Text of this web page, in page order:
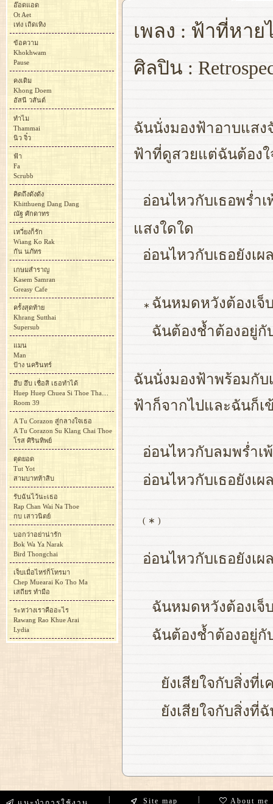
เพลง : ฟ้าที่หาย
ศิลปิน :
ฉันนั่งมองฟ้าอาบแสง
ฟ้าที่ดูสวยแต่ฉันต้องใ
อ่อนไหวกับเธอพร่ำ
แสงใดใด
อ่อนไหวกับเธอยังเ
∗ ฉันหมดหวังต้องเจ็
ฉันต้องช้ำต้องอยู่กั
ฉันนั่งมองฟ้าพร้อมกับ
ฟ้าก็จากไปและฉันก็เ
อ่อนไหวกับลมพร่ำเ
อ่อนไหวกับเธอยังเ
( ∗ )
อ่อนไหวกับเธอยังเ
ฉันหมดหวังต้องเจ็
ฉันต้องช้ำต้องอยู่กั
ยังเสียใจกับสิ่งที่
ยังเสียใจกับสิ่งที่
อ๊อดแอด
Ot Aet
เท่ง เถิดเทิง
ข้อความ
Khokhwam
Pause
คงเดิม
Khong Doem
อัสนี วสันต์
ทำไม
Thammai
นิว จิ๋ว
ฟ้า
Fa
Scrubb
คิดถึงดังดัง
Khitthueng Dang Dang
ณัฐ ศักดาทร
เหวี่ยงก็รัก
Wiang Ko Rak
กัน นภัทร
เกษมสำราญ
Kasem Samran
Greasy Cafe
ครั้งสุดท้าย
Khrang Sutthai
Supersub
แมน
Man
ป้าง นครินทร์
ฮึบ ฮึบ เชื่อสิ เธอทำได้
Huep Huep Chuea Si Thoe Tham Dai
Room 39
A Tu Corazon สู่กลางใจเธอ
A Tu Corazon Su Klang Chai Thoe
โรส ศิรินทิพย์
ตุดยอด
Tut Yot
สามบาทห้าสิบ
รับฉันไว้นะเธอ
Rap Chan Wai Na Thoe
กบ เสาวนิตย์
บอกว่าอย่าน่ารัก
Bok Wa Ya Narak
Bird Thongchai
เจ็บเมื่อไหร่ก็โทรมา
Chep Muearai Ko Tho Ma
เสถียร ทำมือ
ระหว่างเราคืออะไร
Rawang Rao Khue Arai
Lydia
Site map About me